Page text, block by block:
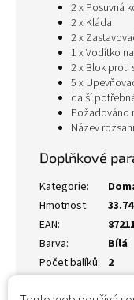
2 x Posuvná
2 x Kláda
2 x
1 x Vodítko
2 x Blok proti
5 x
další
Požadováno
Název
Doplňkové
Kategorie:
Hmotnost:
EAN:
Barva:
Bílá
Počet balíků: 2